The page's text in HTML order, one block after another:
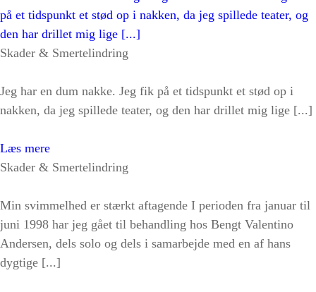
Skader & Smertelindring
Jeg har en dum nakke. Jeg fik på et tidspunkt et stød op i
nakken, da jeg spillede teater, og den har drillet mig lige [...]
Læs mere
Skader & Smertelindring
Min svimmelhed er stærkt aftagende I perioden fra januar til
juni 1998 har jeg gået til behandling hos Bengt Valentino
Andersen, dels solo og dels i samarbejde med en af hans
dygtige [...]